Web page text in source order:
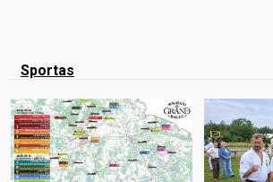
Sportas